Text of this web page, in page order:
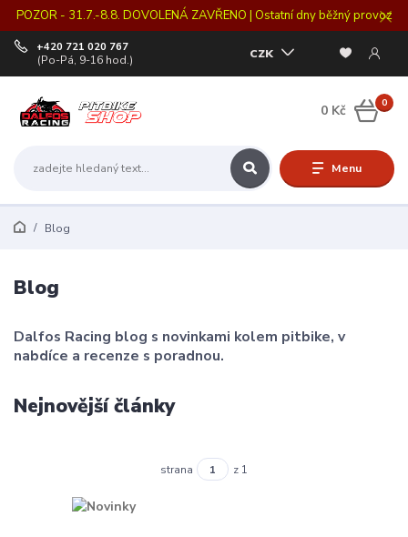
POZOR - 31.7.-8.8. DOVOLENÁ ZAVŘENO | Ostatní dny běžný provoz
Menu
CZK
+420 721 020 767
(Po-Pá, 9-16 hod.)
0
0 Kč
Blog
Blog
Dalfos Racing blog s novinkami kolem pitbike, v
nabdíce a recenze s poradnou.
Nejnovější články
strana z 1